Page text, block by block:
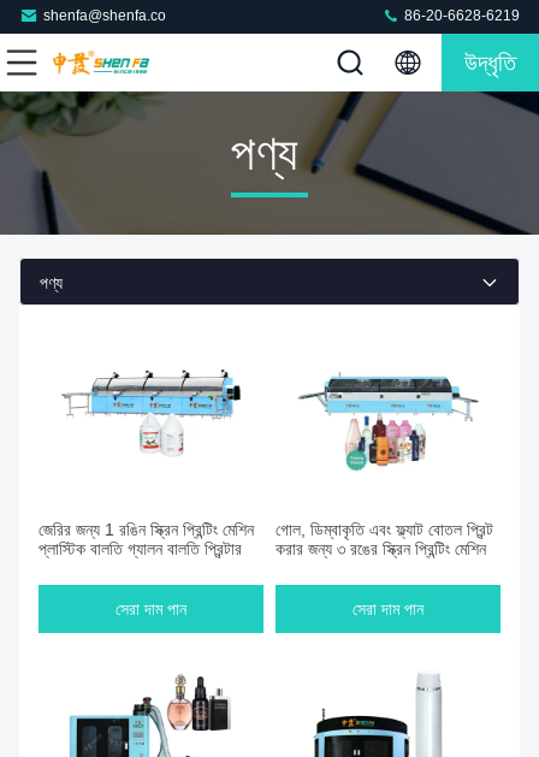
shenfa@shenfa.co 86-20-6628-6219
উদ্ধৃতি
পণ্য
পণ্য
জেরির জন্য 1 রঙিন স্ক্রিন প্রিন্টিং মেশিন
প্লাস্টিক বালতি গ্যালন বালতি প্রিন্টার
সেরা দাম পান
গোল, ডিম্বাকৃতি এবং ফ্ল্যাট বোতল প্রিন্ট
করার জন্য ৩ রঙের স্ক্রিন প্রিন্টিং মেশিন
সেরা দাম পান